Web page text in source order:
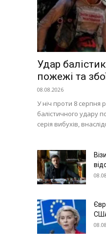
Удар
пожежі та
08.08.2026
У ніч проти 8 серпня
балістичного удару
серія вибухів,